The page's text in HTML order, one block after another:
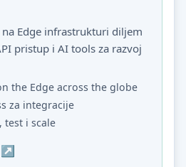
Edge infrastrukturi diljem
pristup i AI tools za razvoj
the Edge across the globe
za integracije
test i scale